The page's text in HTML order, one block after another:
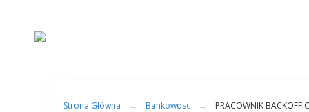
Strona Główna Bankowosc PRACOWNIK